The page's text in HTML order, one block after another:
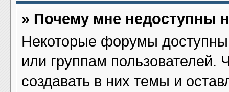
» Почему мне недоступны
Некоторые форумы
или группам
создавать в них темы и